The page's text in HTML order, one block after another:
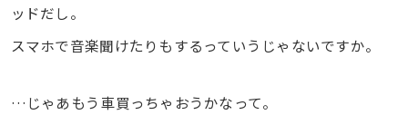
ッドだし。
スマホで音楽聞けたりもするっていうじゃないですか。
…じゃあもう車買っちゃおうかなって。